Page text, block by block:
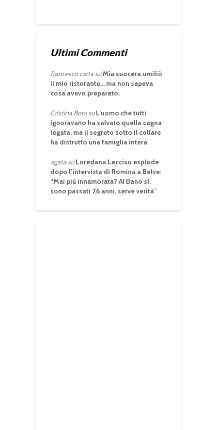
Ultimi Commenti
francesco cartasuMia suocera umiliò
il mio ristorante… ma non sapeva
cosa avevo preparato.
Cristina BonisuL’uomo che tutti
ignoravano ha salvato quella cagna
legata, ma il segreto sotto il collare
ha distrutto una famiglia intera
agatasuLoredana Lecciso esplode
dopo l’intervista di Romina a Belve:
“Mai più innamorata? Al Bano sì,
sono passati 26 anni, serve verità”